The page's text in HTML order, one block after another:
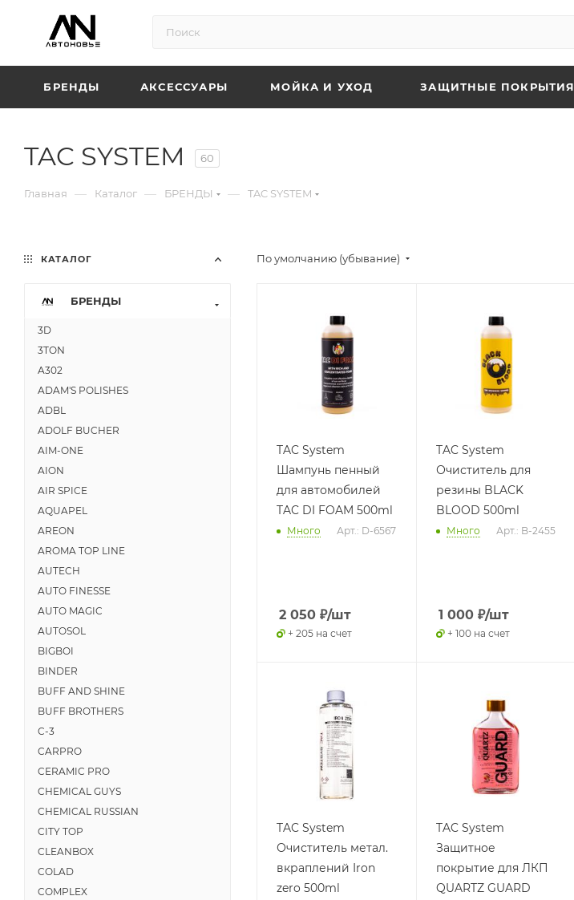
БРЕНДЫ АКСЕССУАРЫ МОЙКА И УХОД ЗАЩИТНЫЕ ПОКРЫТИЯ
TAC SYSTEM 60
Главная — Каталог — БРЕНДЫ — TAC SYSTEM
По умолчанию (убывание)
TAC System
Шампунь пенный
для автомобилей
TAC DI FOAM 500ml
Много Арт.: D-6567
2 050 ₽/шт
+ 205 на счет
TAC System
Очиститель для
резины BLACK
BLOOD 500ml
Много Арт.: B-2455
1 000₽/шт
+ 100 на счет
TAC System
Очиститель метал.
вкраплений Iron
zero 500ml
TAC System
Защитное
покрытие для ЛКП
QUARTZ GUARD
КАТАЛОГ
БРЕНДЫ
3D
3TON
A302
ADAM'S POLISHES
ADBL
ADOLF BUCHER
AIM-ONE
AION
AIR SPICE
AQUAPEL
AREON
AROMA TOP LINE
AUTECH
AUTO FINESSE
AUTO MAGIC
AUTOSOL
BIGBOI
BINDER
BUFF AND SHINE
BUFF BROTHERS
C-3
CARPRO
CERAMIC PRO
CHEMICAL GUYS
CHEMICAL RUSSIAN
CITY TOP
CLEANBOX
COLAD
COMPLEX